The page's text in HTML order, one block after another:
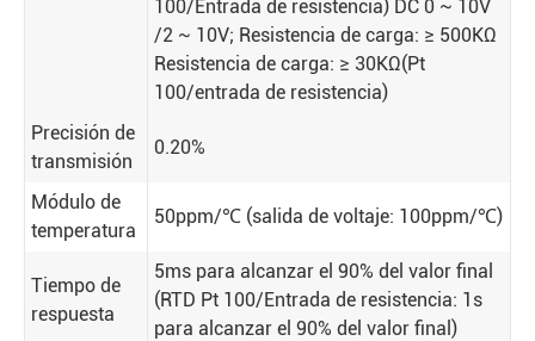
100/Entrada de resistencia) DC 0 ~ 10V
/2 ~ 10V; Resistencia de carga: ≥ 500KΩ
Resistencia de carga: ≥ 30KΩ(Pt
100/entrada de resistencia)
Precisión de
transmisión
0.20%
Módulo de
temperatura
50ppm/℃ (salida de voltaje: 100ppm/℃)
Tiempo de
respuesta
5ms para alcanzar el 90% del valor final
(RTD Pt 100/Entrada de resistencia: 1s
para alcanzar el 90% del valor final)